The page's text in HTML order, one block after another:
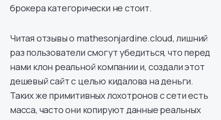
брокера категорически не стоит.
Читая отзывы о mathesonjardine.cloud, лишний
раз пользователи смогут убедиться, что перед
нами клон реальной компании и, создали этот
дешевый сайт с целью кидалова на деньги.
Таких же примитивных лохотронов с сети есть
масса, часто они копируют данные реальных